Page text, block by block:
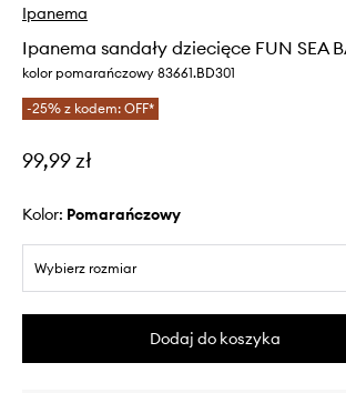
Ipanema
Ipanema sandały dziecięce FUN SEA
kolor pomarańczowy 83661.BD301
-25% z kodem: OFF*
99,99 zł
Kolor: pomarańczowy
Wybierz rozmiar
Dodaj do koszyka